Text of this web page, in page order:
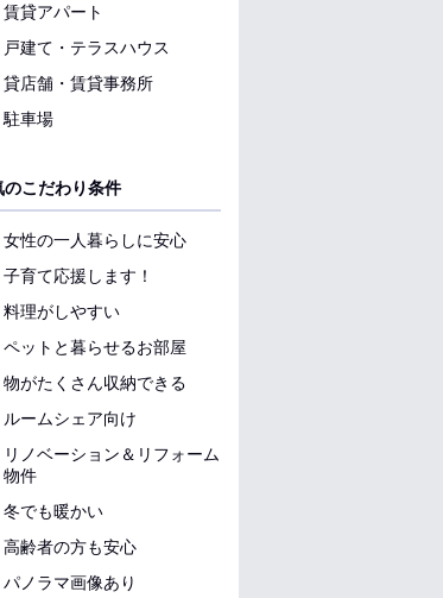
賃貸アパート
戸建て・テラスハウス
貸店舗・賃貸事務所
駐車場
のこだわり条件
女性の一人暮らしに安心
子育て応援します！
料理がしやすい
ペットと暮らせるお部屋
物がたくさん収納できる
ルームシェア向け
リノベーション＆リフォーム
物件
冬でも暖かい
高齢者の方も安心
パノラマ画像あり